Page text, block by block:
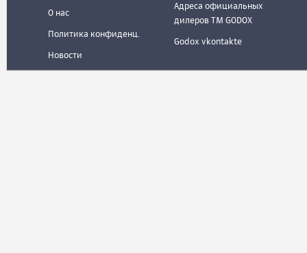
О нас
Политика конфиденц.
Новости
Адреса официальных
дилеров ТМ GODOX
Godox vkontakte